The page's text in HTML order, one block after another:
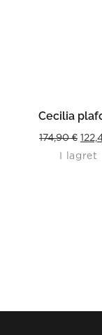
Cecilia
174,90€
price
I lagret